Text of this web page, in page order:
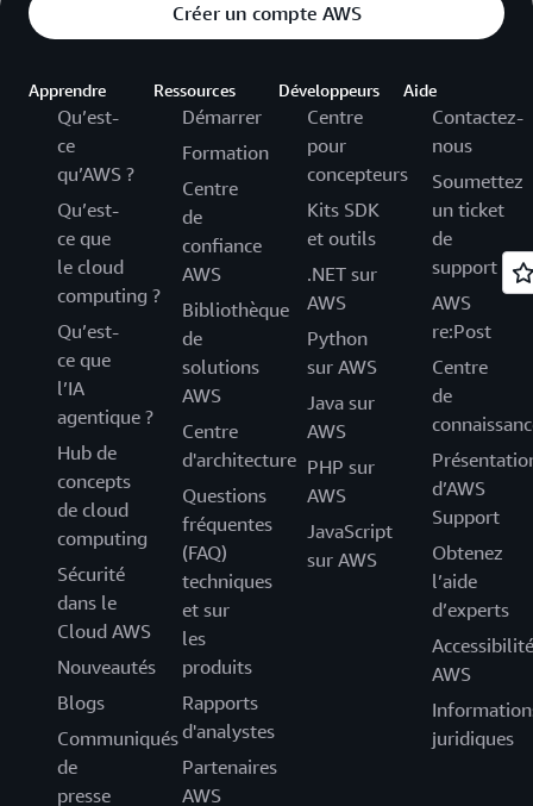
Créer un compte AWS
Apprendre
Qu’est-
ce
qu’AWS ?
Qu’est-
ce que
le cloud
computing ?
Qu’est-
ce que
l’IA
agentique ?
Hub de
concepts
de cloud
computing
Sécurité
dans le
Cloud AWS
Nouveautés
Blogs
Communiqués
de
presse
Ressources
Démarrer
Formation
Centre
de
confiance
AWS
Bibliothèque
de
solutions
AWS
Centre
d'architecture
Questions
fréquentes
(FAQ)
techniques
et sur
les
produits
Rapports
d'analystes
Partenaires
AWS
Développeurs
Centre
pour
concepteurs
Kits SDK
et outils
.NET sur
AWS
Python
sur AWS
Java sur
AWS
PHP sur
AWS
JavaScript
sur AWS
Aide
Contactez-
nous
Soumettez
un ticket
de
support
AWS
re:Post
Centre
de
d’AWS
Support
Obtenez
l’aide
d’experts
Accessibilité
AWS
juridiques